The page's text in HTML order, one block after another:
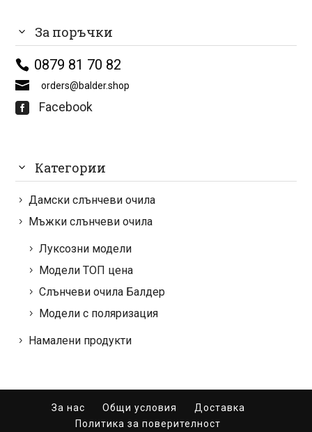
За поръчки
0879 81 70 82
orders@balder.shop
 Facebook
Категории
Дамски слънчеви очила
Мъжки слънчеви очила
Луксозни модели
Модели ТОП цена
Слънчеви очила Балдер
Модели с поляризация
Намалени продукти
За нас Общи условия
Доставка
Политика за поверителност